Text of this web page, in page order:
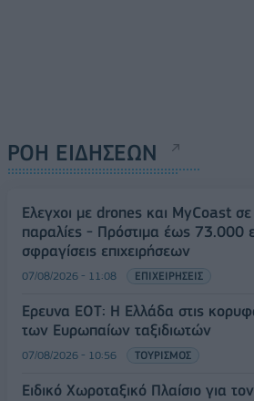
ΡΟΗ ΕΙΔΗΣΕΩΝ
Έλεγχοι με drones και MyCoast
παραλίες - Πρόστιμα έως 73.000
σφραγίσεις επιχειρήσεων
07/08/2026 - 11:08 ΕΠΙΧΕΙΡΗΣΕΙΣ
Έρευνα ΕΟΤ: Η Ελλάδα στις
των Ευρωπαίων ταξιδιωτών
07/08/2026 - 10:56 ΤΟΥΡΙΣΜΟΣ
Ειδικό Χωροταξικό Πλαίσιο για